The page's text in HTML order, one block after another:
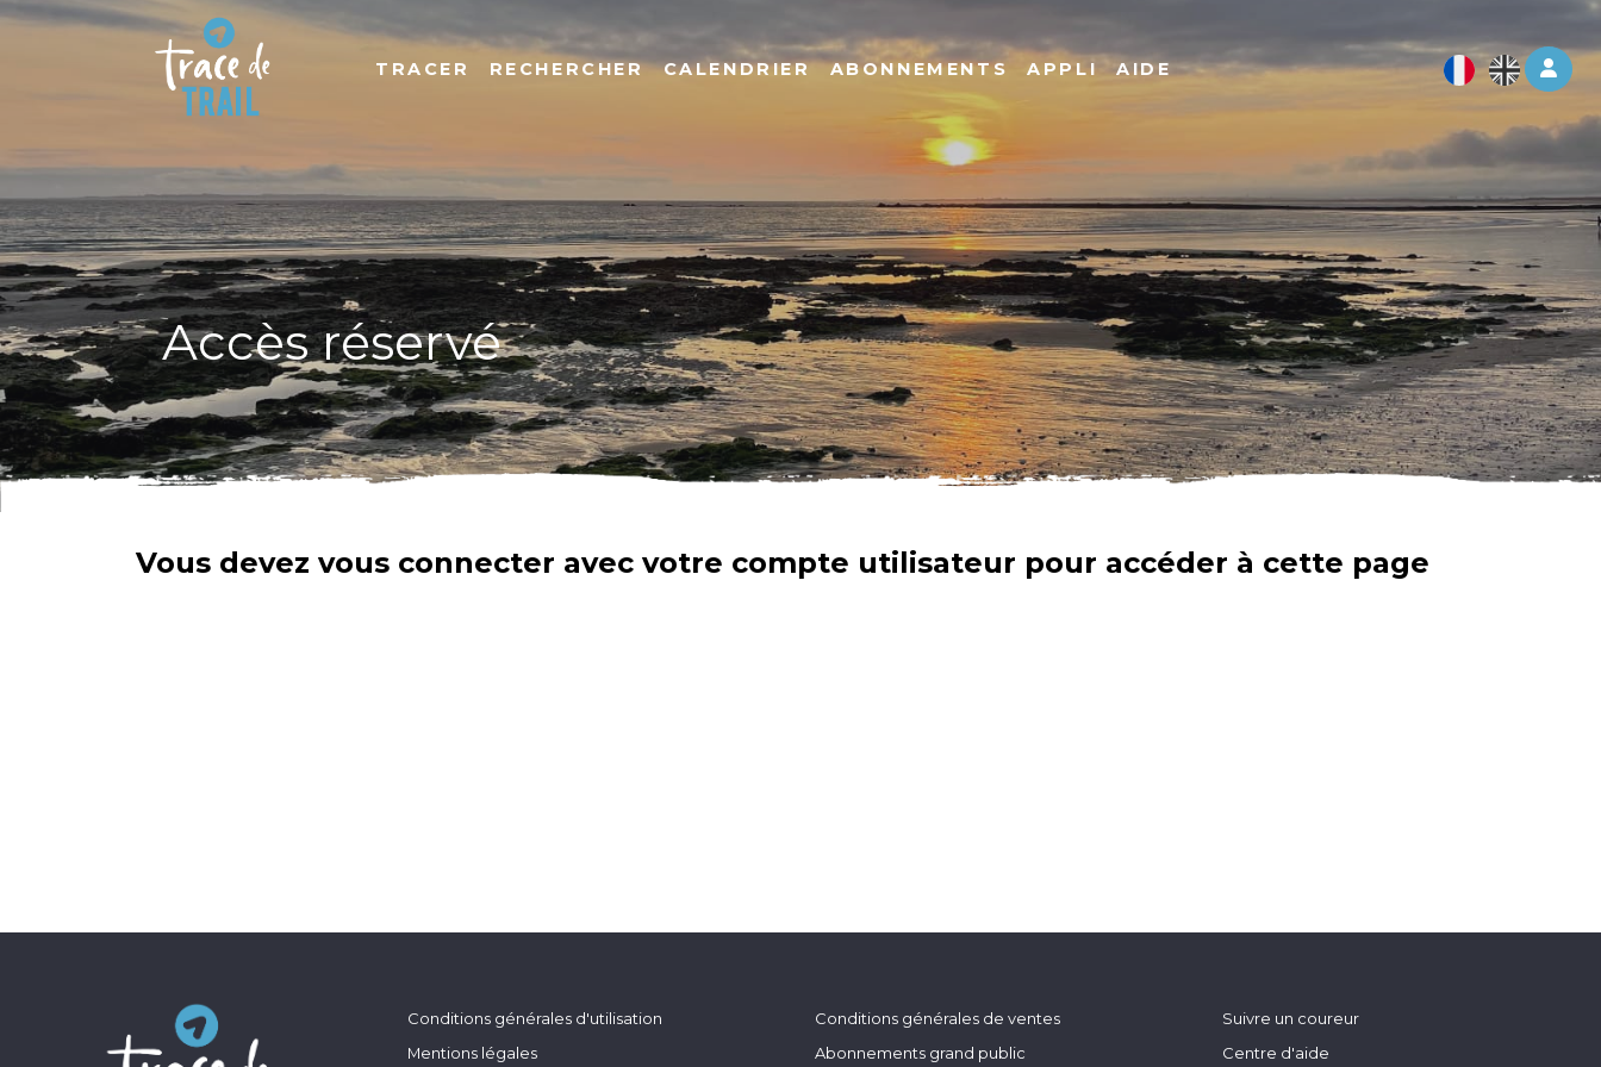
Log
TRACER RECHERCHER CALENDRIER ABONNEMENTS APPLI AIDE
Accès réservé
Vous devez vous connecter avec votre compte utilisateur pour accéder à cette page
Conditions générales d'utilisation
Mentions légales
Conditions générales de ventes
Abonnements grand public
Suivre un coureur
Centre d'aide